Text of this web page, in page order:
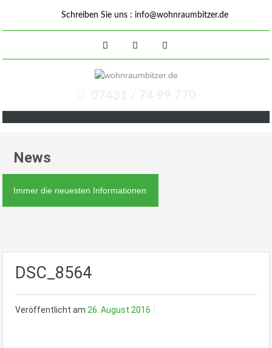
Schreiben Sie uns : info@wohnraumbitzer.de
07431 / 74 99 770
News
Immer die neuesten Informationen
DSC_8564
Veröffentlicht am 26. August 2016